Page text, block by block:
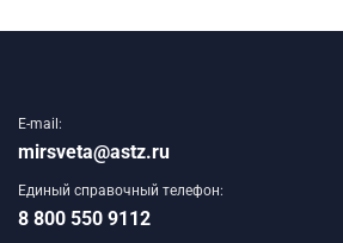
E-mail:
mirsveta@astz.ru
Единый справочный телефон:
8 800 550 9112